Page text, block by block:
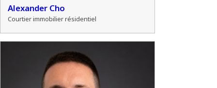
Alexander Cho
Courtier immobilier résidentiel